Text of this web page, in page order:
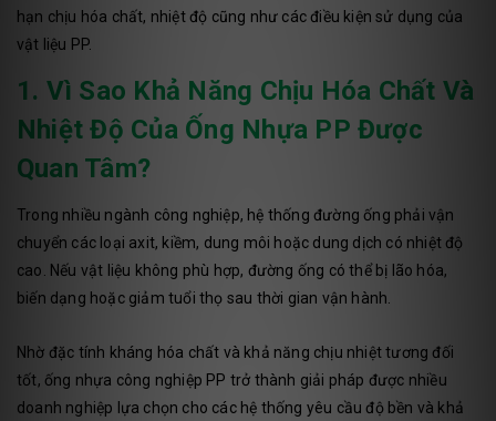
hạn chịu hóa chất, nhiệt độ cũng như các điều kiện sử dụng của
vật liệu PP.
1. Vì Sao Khả Năng Chịu Hóa Chất Và
Nhiệt Độ Của Ống Nhựa PP Được
Quan Tâm?
Trong nhiều ngành công nghiệp, hệ thống đường ống phải vận
chuyển các loại axit, kiềm, dung môi hoặc dung dịch có nhiệt độ
cao. Nếu vật liệu không phù hợp, đường ống có thể bị lão hóa,
biến dạng hoặc giảm tuổi thọ sau thời gian vận hành.
Nhờ đặc tính kháng hóa chất và khả năng chịu nhiệt tương đối
tốt, ống nhựa công nghiệp PP trở thành giải pháp được nhiều
doanh nghiệp lựa chọn cho các hệ thống yêu cầu độ bền và khả